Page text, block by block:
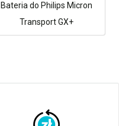
Bateria do Philips Micron
Transport GX+